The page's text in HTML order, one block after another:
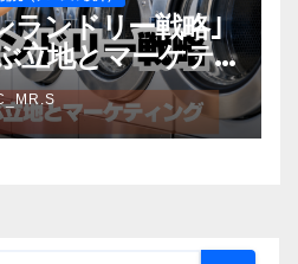
ランドリー戦略｣
立地とマーケテ